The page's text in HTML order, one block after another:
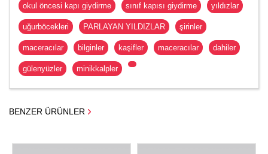
okul öncesi kapı giydirme sınıf kapısı giydirme yıldızlar
uğurböcekleri PARLAYAN YILDIZLAR şirinler
maceracılar bilginler kaşifler maceracılar dahiler
gülenyüzler minikkalpler
BENZER ÜRÜNLER